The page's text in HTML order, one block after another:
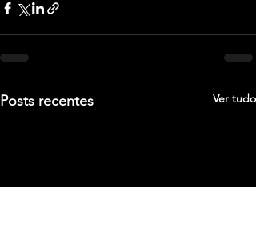
Posts recentes Ver tudo